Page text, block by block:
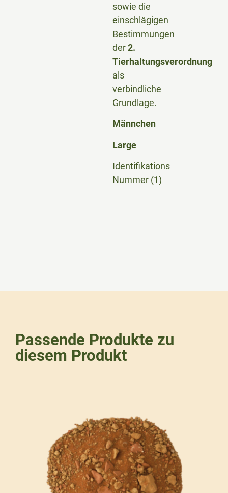
sowie die
einschlägigen
Bestimmungen
der2.
Tierhaltungsverordnung
als
verbindliche
Grundlage.
Männchen
Large
Identifikations
Nummer (1)
Passende Produkte zu
diesem Produkt